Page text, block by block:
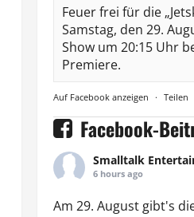
Feuer frei für die
Samstag, den 29.
Show um 20:15 Uhr
Premiere.
Auf Facebook anzeigen · Teilen
Facebook-
Smalltalk
6 hours ago
Am 29. August gibt's